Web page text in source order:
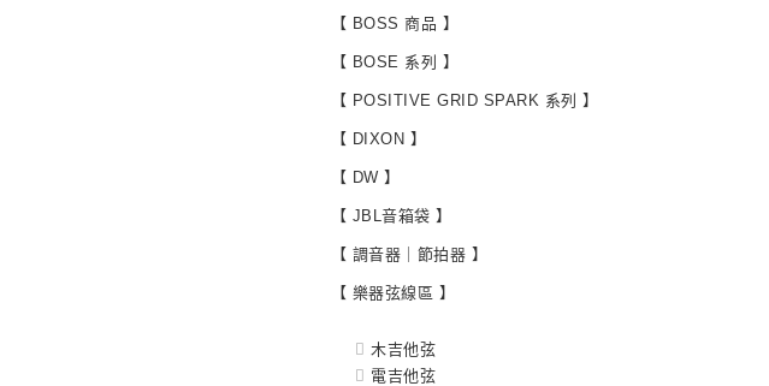
【 BOSS 商品 】
【 BOSE 系列 】
【 POSITIVE GRID SPARK 系列 】
【 DIXON 】
【 DW 】
【 JBL音箱袋 】
【 調音器｜節拍器 】
【 樂器弦線區 】
木吉他弦
電吉他弦